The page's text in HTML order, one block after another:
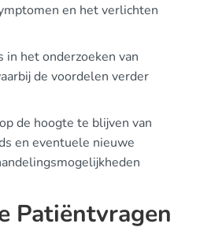
en het verlichten
in het onderzoeken van
de voordelen verder
de hoogte te blijven van
en eventuele nieuwe
Patiëntvragen